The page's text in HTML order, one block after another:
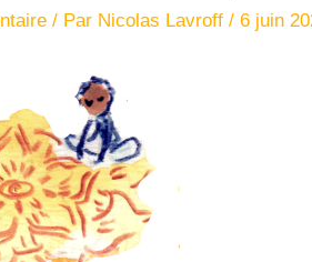
/ Par Nicolas Lavroff/6 juin